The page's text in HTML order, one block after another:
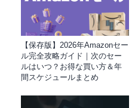
【保存版】2026年Amazonセー
ル完全攻略ガイド｜次のセー
ルはいつ？お得な買い方＆年
間スケジュールまとめ